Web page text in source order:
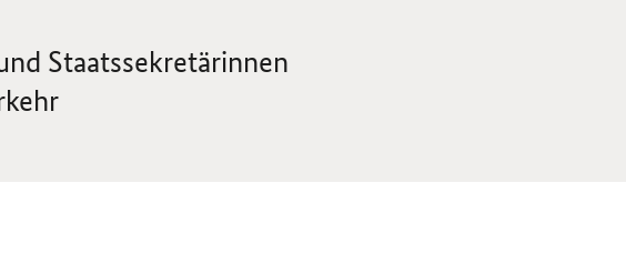
Staatssekretärinnen